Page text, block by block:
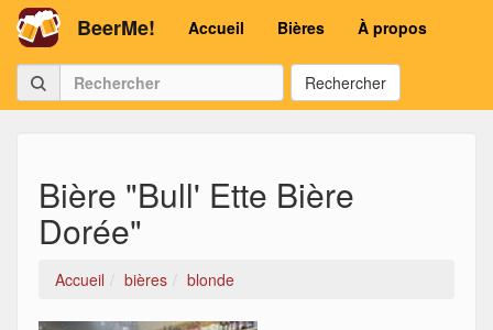
BeerMe! Accueil Bières À propos
Rechercher
Bière "Bull' Ette Bière
Dorée"
Accueil bières blonde